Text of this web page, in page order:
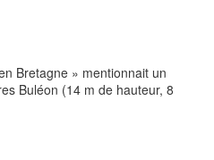
Bretagne » mentionnait un
Buléon (14 m de hauteur, 8